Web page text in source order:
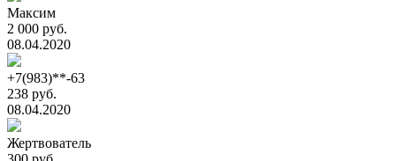
Максим
2 000 руб.
08.04.2020
+7(983)**-63
238 руб.
08.04.2020
Жертвователь